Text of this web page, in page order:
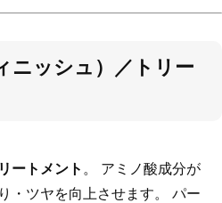
ニッシュ）／トリー
ートメント 。 アミノ酸成分が
・ツヤを向上させます。 パー